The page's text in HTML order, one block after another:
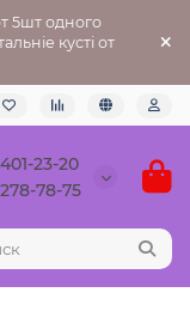
5шт одного
кусті от
23-20
78-75